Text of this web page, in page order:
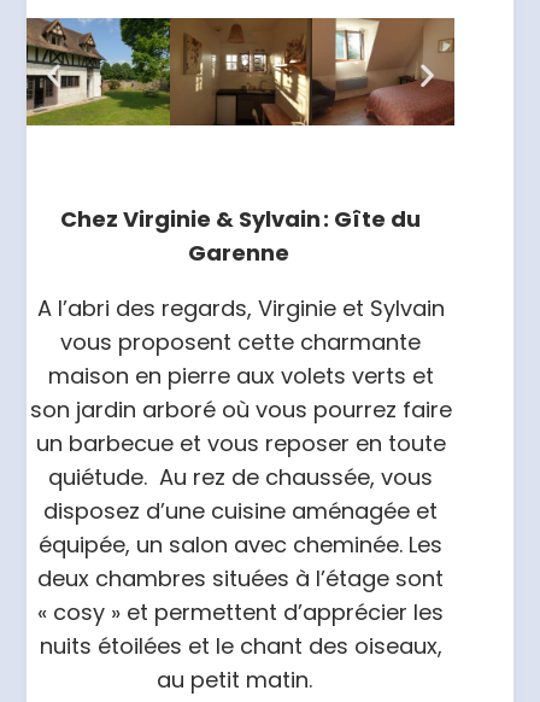
Chez Virginie & Sylvain : Gîte du
Garenne
A l’abri des regards, Virginie et Sylvain
vous proposent cette charmante
maison en pierre aux volets verts et
son jardin arboré où vous pourrez faire
un barbecue et vous reposer en toute
quiétude. Au rez de chaussée, vous
disposez d’une cuisine aménagée et
équipée, un salon avec cheminée. Les
deux chambres situées à l’étage sont
« cosy » et permettent d’apprécier les
nuits étoilées et le chant des oiseaux,
au petit matin.